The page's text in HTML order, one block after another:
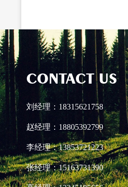
CONTACT US
刘经理：18315621758
赵经理：18805392799
李经理：13853721223
张经理：15163731390